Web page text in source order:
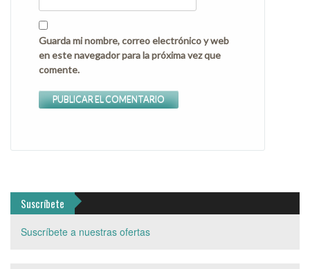
Guarda mi nombre, correo electrónico y web
en este navegador para la próxima vez que
comente.
Suscríbete
Suscríbete a nuestras ofertas